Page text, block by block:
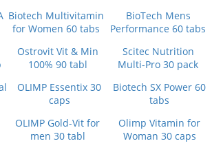
Biotech Multivitamin
for Women 60 tabs
BioTech Mens
Performance 60 tabs
Ostrovit Vit & Min
100% 90 tabl
Scitec Nutrition
Multi-Pro 30 pack
OLIMP Essentix 30
caps
Biotech SX Power 60
tabs
OLIMP Gold-Vit for
men 30 tabl
Olimp Vitamin for
Woman 30 caps